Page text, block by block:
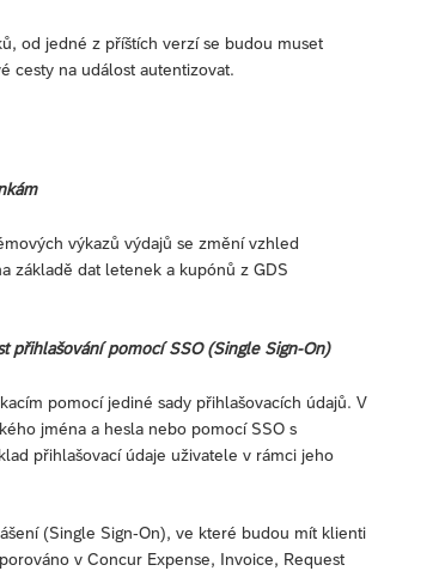
od jedné z příštích verzí se budou muset
cesty na událost autentizovat.
výkazů výdajů se změní vzhled
základě dat letenek a kupónů z GDS
přihlašování pomocí SSO (Single Sign-On)
pomocí jediné sady přihlašovacích údajů. V
jména a hesla nebo pomocí SSO s
přihlašovací údaje uživatele v rámci jeho
(Single Sign-On), ve které budou mít klienti
v Concur Expense, Invoice, Request